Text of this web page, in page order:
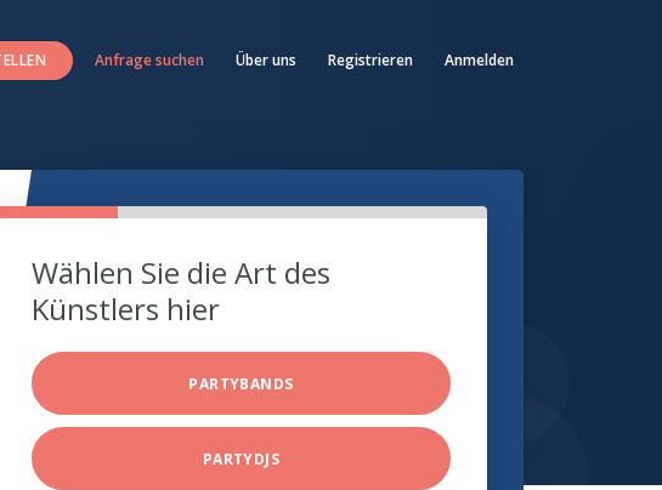
Anfrage suchen Über uns Registrieren Anmelden
Wählen Sie die Art des
Künstlers hier
PARTYBANDS
PARTYDJS